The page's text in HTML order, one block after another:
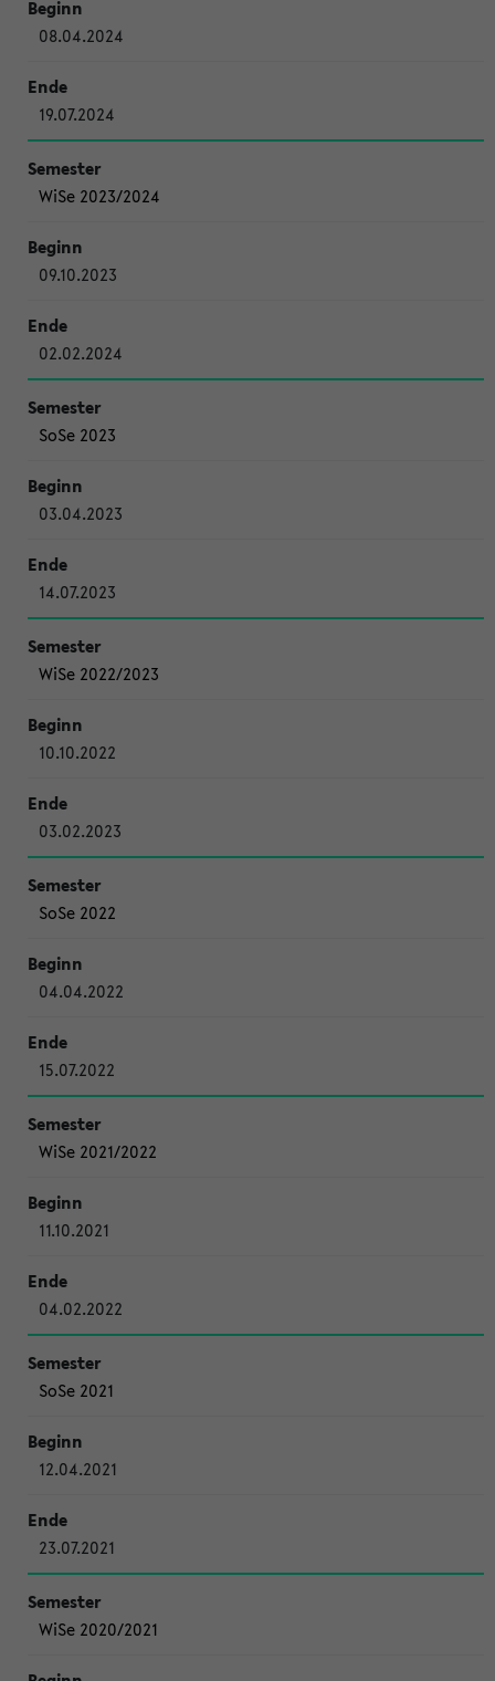
08.04.2024
19.07.2024
WiSe 2023/2024
09.10.2023
02.02.2024
SoSe 2023
03.04.2023
14.07.2023
WiSe 2022/2023
10.10.2022
03.02.2023
SoSe 2022
04.04.2022
15.07.2022
WiSe 2021/2022
11.10.2021
04.02.2022
SoSe 2021
12.04.2021
23.07.2021
WiSe 2020/2021